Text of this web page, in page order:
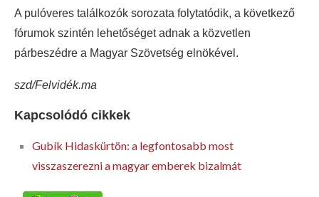
A pulóveres találkozók sorozata folytatódik, a következő
fórumok szintén lehetőséget adnak a közvetlen
párbeszédre a Magyar Szövetség elnökével.
szd/Felvidék.ma
Kapcsolódó cikkek
Gubík Hidaskürtön: a legfontosabb most
visszaszerezni a magyar emberek bizalmát